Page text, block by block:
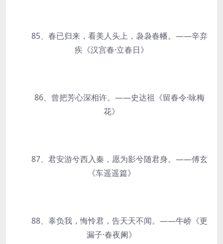
85、春已归来，看美人头上，袅袅春幡。——辛弃
疾《汉宫春·立春日》
86、曾把芳心深相许。——史达祖《留春令·咏梅
花》
87、君安游兮西入秦，愿为影兮随君身。——傅玄
《车遥遥篇》
88、辜负我，悔怜君，告天天不闻。——牛峤《更
漏子·春夜阑》